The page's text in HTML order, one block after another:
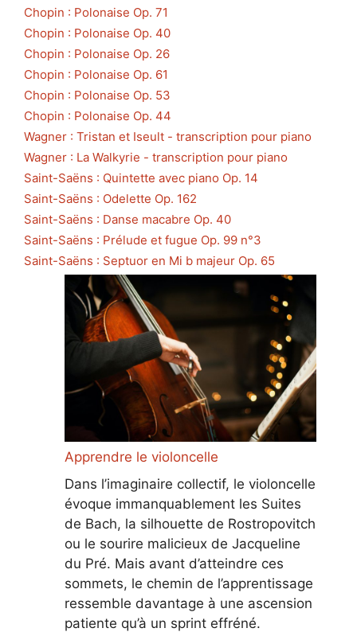
Chopin : Polonaise Op. 71
Chopin : Polonaise Op. 40
Chopin : Polonaise Op. 26
Chopin : Polonaise Op. 61
Chopin : Polonaise Op. 53
Chopin : Polonaise Op. 44
Wagner : Tristan et Iseult - transcription pour piano
Wagner : La Walkyrie - transcription pour piano
Saint-Saëns : Quintette avec piano Op. 14
Saint-Saëns : Odelette Op. 162
Saint-Saëns : Danse macabre Op. 40
Saint-Saëns : Prélude et fugue Op. 99 n°3
Saint-Saëns : Septuor en Mi b majeur Op. 65
Apprendre le violoncelle
Dans l’imaginaire collectif, le violoncelle
évoque immanquablement les Suites
de Bach, la silhouette de Rostropovitch
ou le sourire malicieux de Jacqueline
du Pré. Mais avant d’atteindre ces
sommets, le chemin de l’apprentissage
ressemble davantage à une ascension
patiente qu’à un sprint effréné.